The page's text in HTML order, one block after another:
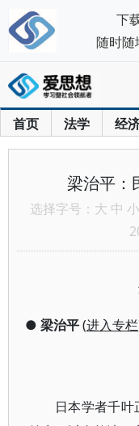
首页 法学 经
梁治平：
选择字号： 大 中 小
● 梁治平(进入专栏
日本学者千
下
随时随